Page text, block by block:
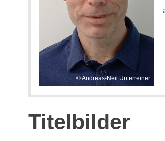
Andreas-Neil Unterreiner
Titelbilder